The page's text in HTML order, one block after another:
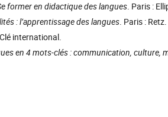
former en didactique des langues. Paris :
: l’apprentissage des langues. Paris : Retz.
international.
en 4 mots-clés : communication, culture,